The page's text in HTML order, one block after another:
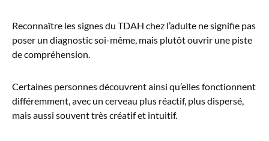
Reconnaître les signes du TDAH chez l’adulte ne signifie pas
poser un diagnostic soi-même, mais plutôt ouvrir une piste
de compréhension.
Certaines personnes découvrent ainsi qu’elles fonctionnent
différemment, avec un cerveau plus réactif, plus dispersé,
mais aussi souvent très créatif et intuitif.